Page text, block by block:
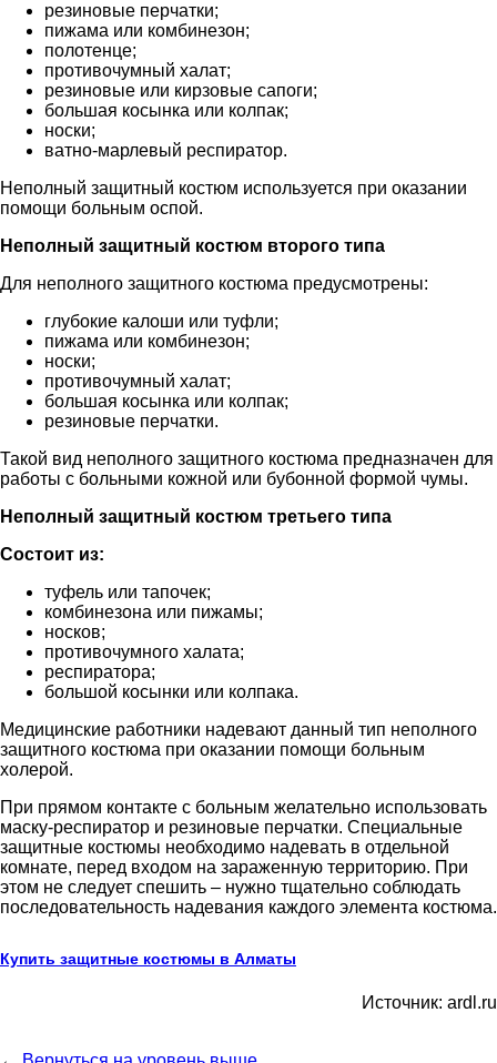
резиновые перчатки;
пижама или комбинезон;
полотенце;
противочумный халат;
резиновые или кирзовые сапоги;
большая косынка или колпак;
носки;
ватно-марлевый респиратор.
Неполный защитный костюм используется при оказании
помощи больным оспой.
Неполный защитный костюм второго типа
Для неполного защитного костюма предусмотрены:
глубокие калоши или туфли;
пижама или комбинезон;
носки;
противочумный халат;
большая косынка или колпак;
резиновые перчатки.
Такой вид неполного защитного костюма предназначен для
работы с больными кожной или бубонной формой чумы.
Неполный защитный костюм третьего типа
Состоит из:
туфель или тапочек;
комбинезона или пижамы;
носков;
противочумного халата;
респиратора;
большой косынки или колпака.
Медицинские работники надевают данный тип неполного
защитного костюма при оказании помощи больным
холерой.
При прямом контакте с больным желательно использовать
маску-респиратор и резиновые перчатки. Специальные
защитные костюмы необходимо надевать в отдельной
комнате, перед входом на зараженную территорию. При
этом не следует спешить – нужно тщательно соблюдать
последовательность надевания каждого элемента костюма.
Купить защитные костюмы в Алматы
Источник: ardl.ru